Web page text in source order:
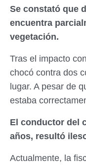
Se constató que
encuentra
vegetación.
Tras el impacto
chocó contra dos
lugar. A pesar de
estaba
El conductor del
años, resultó
Actualmente, la